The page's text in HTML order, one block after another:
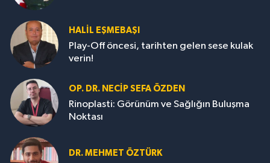
HALIL EŞMEBAŞI
Play-Off öncesi, tarihten gelen sese kulak
verin!
OP. DR. NECIP SEFA ÖZDEN
Rinoplasti: Görünüm ve Sağlığın Buluşma
Noktası
DR. MEHMET ÖZTÜRK